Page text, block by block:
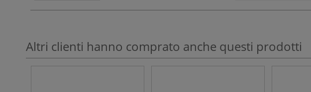
Altri clienti hanno comprato anche questi prodotti